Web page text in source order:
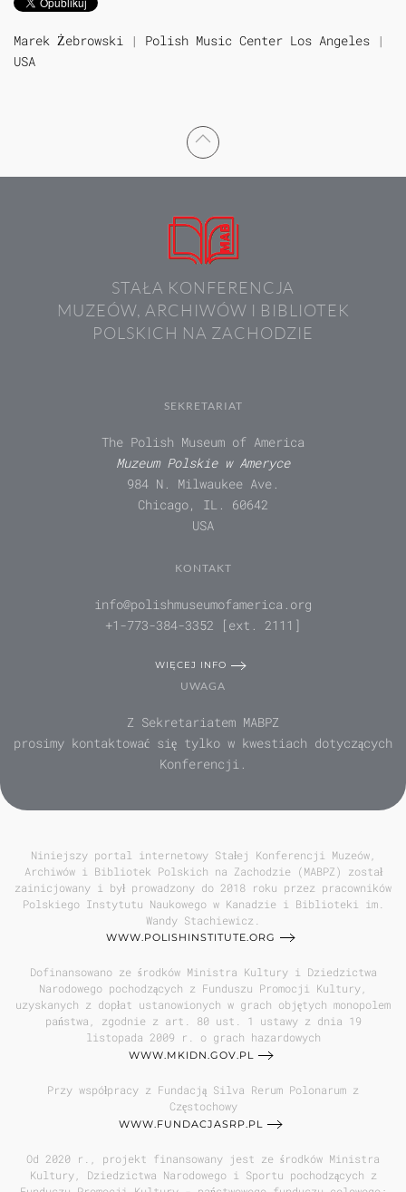
Marek Żebrowski | Polish Music Center Los Angeles |
USA
STAŁA KONFERENCJA
MUZEÓW, ARCHIWÓW I BIBLIOTEK
POLSKICH NA ZACHODZIE
SEKRETARIAT
The Polish Museum of America
Muzeum Polskie w Ameryce
984 N. Milwaukee Ave.
Chicago, IL. 60642
USA
KONTAKT
info@polishmuseumofamerica.org
+1-773-384-3352 [ext. 2111]
WIĘCEJ INFO
UWAGA
Z Sekretariatem MABPZ
prosimy kontaktować się tylko w kwestiach dotyczących
Konferencji.
Niniejszy portal internetowy Stałej Konferencji Muzeów,
Archiwów i Bibliotek Polskich na Zachodzie (MABPZ) został
zainicjowany i był prowadzony do 2018 roku przez pracowników
Polskiego Instytutu Naukowego w Kanadzie i Biblioteki im.
Wandy Stachiewicz.
WWW.POLISHINSTITUTE.ORG
Dofinansowano ze środków Ministra Kultury i Dziedzictwa
Narodowego pochodzących z Funduszu Promocji Kultury,
uzyskanych z dopłat ustanowionych w grach objętych monopolem
państwa, zgodnie z art. 80 ust. 1 ustawy z dnia 19
listopada 2009 r. o grach hazardowych
WWW.MKIDN.GOV.PL
Przy współpracy z Fundacją Silva Rerum Polonarum z
Częstochowy
WWW.FUNDACJASRP.PL
Od 2020 r., projekt finansowany jest ze środków Ministra
Kultury, Dziedzictwa Narodowego i Sportu pochodzących z